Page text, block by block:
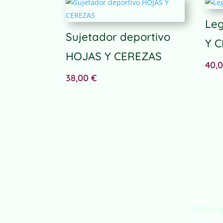
e
r
a
t
v
Sujetador deportivo
HOJAS Y CEREZAS
38,00 €
Y
Política